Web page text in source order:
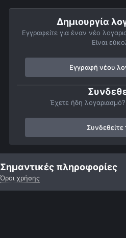
Δημιουργία
Εγγραφείτε για έναν νέο
Είναι
Εγγραφή νέου
Έχετε ήδη
Αρχή Αστροφωτογραφίες
Σημαντικές πληροφορίες
Όροι χρήσης
Forum